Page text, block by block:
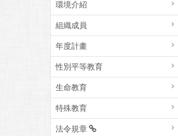
環境介紹
組織成員
年度計畫
性別平等教育
生命教育
特殊教育
法令規章